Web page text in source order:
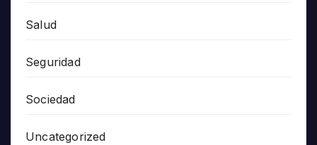
Salud
Seguridad
Sociedad
Uncategorized